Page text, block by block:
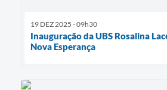
19 DEZ 2025 - 09h30
Inauguração da UBS Rosalina
Nova Esperança